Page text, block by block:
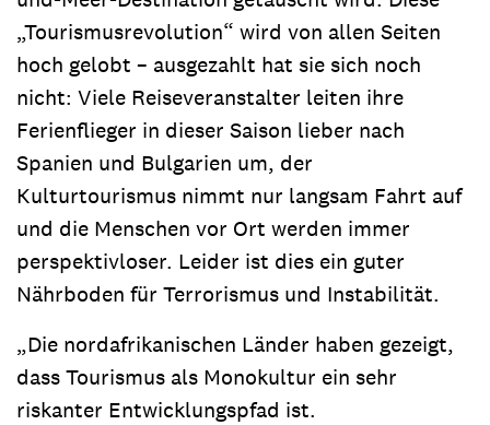
„Tourismusrevolution“ wird von allen Seiten
hoch gelobt – ausgezahlt hat sie sich noch
nicht: Viele Reiseveranstalter leiten ihre
Ferienflieger in dieser Saison lieber nach
Spanien und Bulgarien um, der
Kulturtourismus nimmt nur langsam Fahrt auf
und die Menschen vor Ort werden immer
perspektivloser. Leider ist dies ein guter
Nährboden für Terrorismus und Instabilität.
„Die nordafrikanischen Länder haben gezeigt,
dass Tourismus als Monokultur ein sehr
riskanter Entwicklungspfad ist.